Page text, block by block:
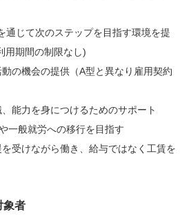
通じて次のステップを目指す環境を提
用期間の制限なし)
動の機会の提供（A型と異なり雇用契約
能力を身につけるためのサポート
一般就労への移行を目指す
を受けながら働き、給与ではなく工賃を
象者